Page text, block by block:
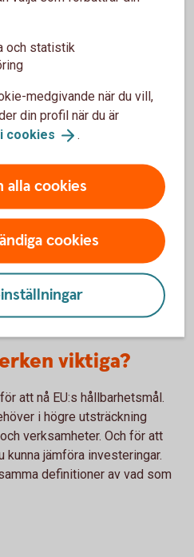
ihop
redovisar en fonds
på sociala
möjlighet att uttrycka
viktiga?
att nå EU:s hållbarhetsmål.
i högre utsträckning
verksamheter. Och för att
kunna jämföra investeringar.
definitioner av vad som
och statistik
medgivande när du vill,
din profil när du är
cookies .
alla cookies
cookies